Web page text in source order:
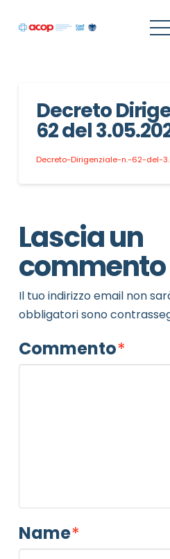
Decreto
62 del
Decreto-Dirigenziale-n.-62-del-
Lascia un
commento
Il tuo indirizzo email non
obbligatori sono
Commento*
Name*